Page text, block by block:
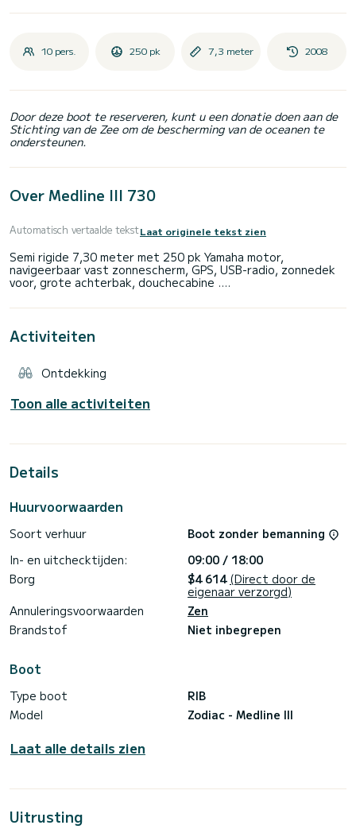
10 pers. 250 pk 7,3 meter 2008
Door deze boot te reserveren, kunt u een donatie doen aan de
Stichting van de Zee om de bescherming van de oceanen te
ondersteunen.
Over Medline III 730
Automatisch vertaalde tekstLaat originele tekst zien
Semi rigide 7,30 meter met 250 pk Yamaha motor,
navigeerbaar vast zonnescherm, GPS, USB-radio, zonnedek
Activiteiten
Ontdekking
Toon alle activiteiten
Details
Huurvoorwaarden
Soort verhuur
Boot zonder bemanning
In- en uitchecktijden:
09:00 / 18:00
Borg
$4 614 (Direct door de
eigenaar verzorgd)
Annuleringsvoorwaarden
Zen
Brandstof
Niet inbegrepen
Boot
Type boot
RIB
Model
Zodiac - Medline III
Laat alle details zien
Uitrusting